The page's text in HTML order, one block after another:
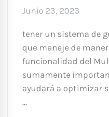
Junio 23, 2023
tener un sistema de
que maneje de
funcionalidad del
sumamente
ayudará a optimizar
…